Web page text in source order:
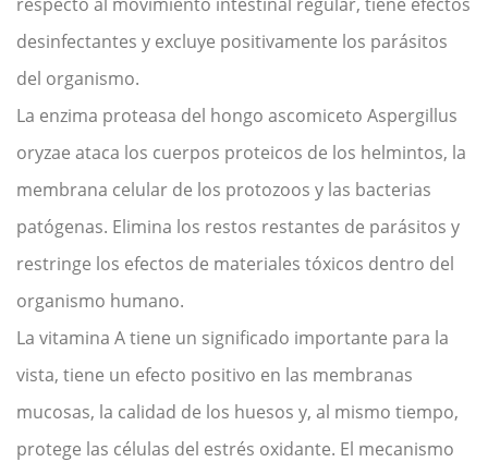
desinfectantes y excluye positivamente los parásitos
del organismo.
La enzima proteasa del hongo ascomiceto Aspergillus
oryzae ataca los cuerpos proteicos de los helmintos, la
membrana celular de los protozoos y las bacterias
patógenas. Elimina los restos restantes de parásitos y
restringe los efectos de materiales tóxicos dentro del
organismo humano.
La vitamina A tiene un significado importante para la
vista, tiene un efecto positivo en las membranas
mucosas, la calidad de los huesos y, al mismo tiempo,
protege las células del estrés oxidante. El mecanismo